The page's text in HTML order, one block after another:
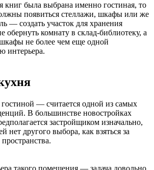
книг была выбрана именно гостиная, то
появиться стеллажи, шкафы или же
— создать участок для хранения
обернуть комнату в склад-библиотеку, а
не более чем еще одной
интерьера.
— считается одной из самых
В большинстве новостройках
застройщиком изначально,
нет другого выбора, как взяться за
такого помещения — задача довольно